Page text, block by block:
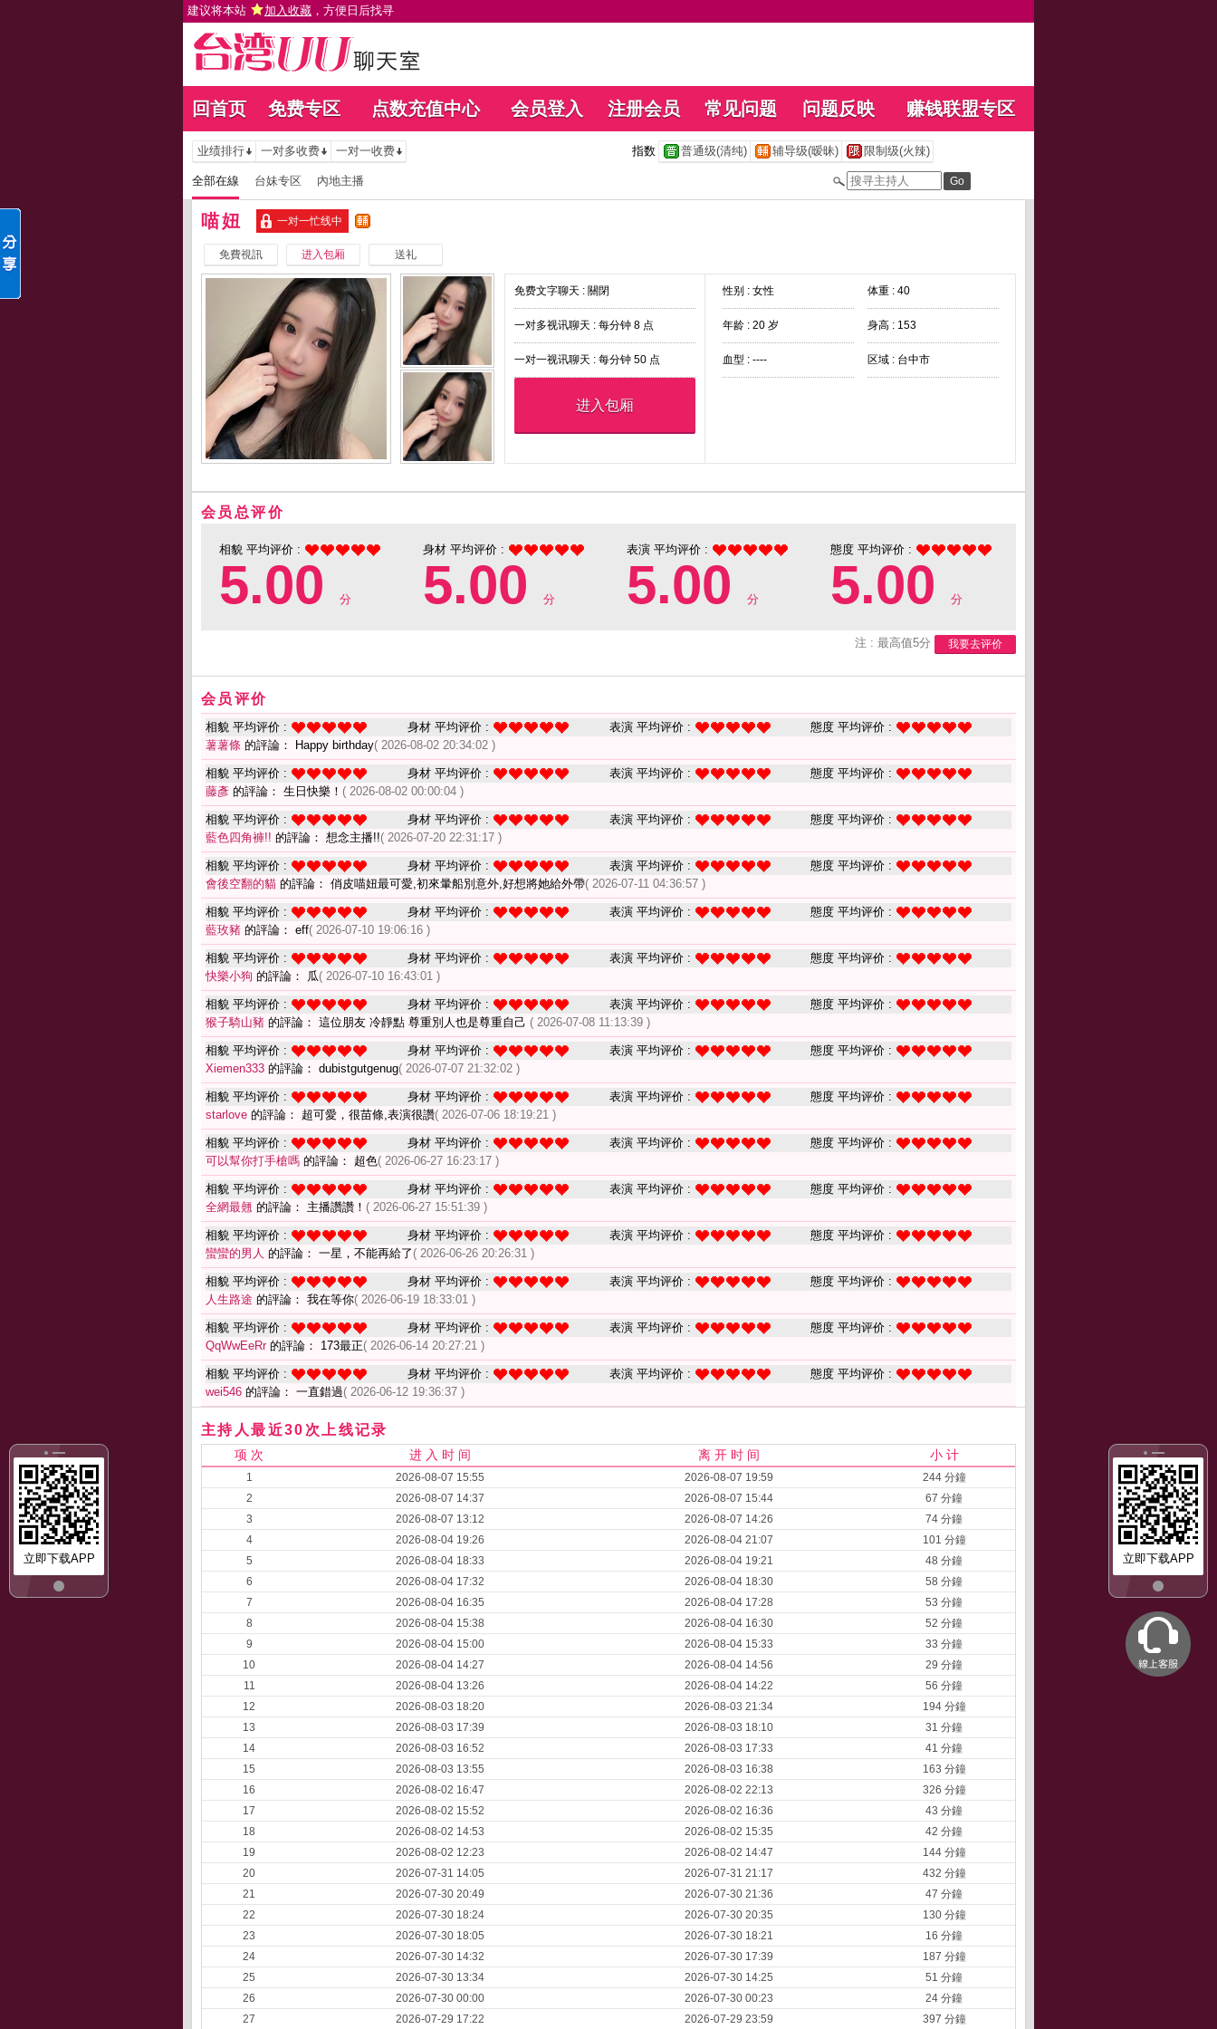
建议将本站 加入收藏 ，方便日后找寻
回首页 免费专区 点数充值中心 会员登入 注册会员 常见问题 问题反映 赚钱联盟专区
立即下载APP
立即下载APP
业绩排行 一对多收费 一对一收费 指数 普通级(清纯) 辅导级(暧昧) 限制级(火辣)
全部在線 台妹专区 內地主播
喵妞 一对一忙线中
免費視訊 进入包厢 送礼
免费文字聊天 : 關閉
一对多视讯聊天 : 每分钟 8 点
一对一视讯聊天 : 每分钟 50 点
进入包厢
性别 : 女性 体重 : 40
年龄 : 20 岁 身高 : 153
血型 : ---- 区域 : 台中市
会员总评价
相貌 平均评价 :
5.00 分
身材 平均评价 :
5.00 分
表演 平均评价 :
5.00 分
態度 平均评价 :
5.00 分
注 : 最高值5分 我要去评价
会员评价
相貌 平均评价 : 身材 平均评价 : 表演 平均评价 :
態度 平均评价 :
薯薯條 的評論： Happy birthday( 2026-08-02 20:34:02 )
相貌 平均评价 : 身材 平均评价 : 表演 平均评价 :
態度 平均评价 :
藤彥 的評論： 生日快樂！ ( 2026-08-02 00:00:04 )
相貌 平均评价 : 身材 平均评价 : 表演 平均评价 :
態度 平均评价 :
藍色四角褲!! 的評論： 想念主播!!( 2026-07-20 22:31:17 )
相貌 平均评价 : 身材 平均评价 : 表演 平均评价 :
態度 平均评价 :
會後空翻的貓 的評論： 俏皮喵妞最可愛,初來暈船別意外,好想將她給外帶( 2026-07-11 04:36:57 )
相貌 平均评价 : 身材 平均评价 : 表演 平均评价 :
態度 平均评价 :
藍玫豬 的評論： eff( 2026-07-10 19:06:16 )
相貌 平均评价 : 身材 平均评价 : 表演 平均评价 :
態度 平均评价 :
快樂小狗 的評論： 瓜( 2026-07-10 16:43:01 )
相貌 平均评价 : 身材 平均评价 : 表演 平均评价 :
態度 平均评价 :
猴子騎山豬 的評論： 這位朋友 冷靜點 尊重別人也是尊重自己 ( 2026-07-08 11:13:39 )
相貌 平均评价 : 身材 平均评价 : 表演 平均评价 :
態度 平均评价 :
Xiemen333 的評論： dubistgutgenug( 2026-07-07 21:32:02 )
相貌 平均评价 : 身材 平均评价 : 表演 平均评价 :
態度 平均评价 :
starlove 的評論： 超可愛，很苗條,表演很讚( 2026-07-06 18:19:21 )
相貌 平均评价 : 身材 平均评价 : 表演 平均评价 :
態度 平均评价 :
可以幫你打手槍嗎 的評論： 超色( 2026-06-27 16:23:17 )
相貌 平均评价 : 身材 平均评价 : 表演 平均评价 :
態度 平均评价 :
全網最翹 的評論： 主播讚讚！ ( 2026-06-27 15:51:39 )
相貌 平均评价 : 身材 平均评价 : 表演 平均评价 :
態度 平均评价 :
蠻蠻的男人 的評論： 一星，不能再給了 ( 2026-06-26 20:26:31 )
相貌 平均评价 : 身材 平均评价 : 表演 平均评价 :
態度 平均评价 :
人生路途 的評論： 我在等你( 2026-06-19 18:33:01 )
相貌 平均评价 : 身材 平均评价 : 表演 平均评价 :
態度 平均评价 :
QqWwEeRr的評論： 173最正( 2026-06-14 20:27:21 )
相貌 平均评价 : 身材 平均评价 : 表演 平均评价 :
態度 平均评价 :
wei546 的評論： 一直錯過( 2026-06-12 19:36:37 )
主持人最近30次上线记录
项 次 进 入 时 间 离 开 时 间 小 计
1 2026-08-07 15:55 2026-08-07 19:59
244 分鐘
2
2026-08-07 14:37 2026-08-07 15:44
67 分鐘
3
2026-08-07 13:12 2026-08-07 14:26
74 分鐘
4
2026-08-04 19:26 2026-08-04 21:07
101 分鐘
5
2026-08-04 18:33 2026-08-04 19:21
48 分鐘
6
2026-08-04 17:32 2026-08-04 18:30
58 分鐘
7
2026-08-04 16:35 2026-08-04 17:28
53 分鐘
8
2026-08-04 15:38 2026-08-04 16:30
52 分鐘
9
2026-08-04 15:00 2026-08-04 15:33
33 分鐘
10
2026-08-04 14:27 2026-08-04 14:56
29 分鐘
11
2026-08-04 13:26 2026-08-04 14:22
56 分鐘
12
2026-08-03 18:20 2026-08-03 21:34
194 分鐘
13
2026-08-03 17:39 2026-08-03 18:10
31 分鐘
14
2026-08-03 16:52 2026-08-03 17:33
41 分鐘
15
2026-08-03 13:55 2026-08-03 16:38
163 分鐘
16
2026-08-02 16:47 2026-08-02 22:13
326 分鐘
17
2026-08-02 15:52 2026-08-02 16:36
43 分鐘
18
2026-08-02 14:53 2026-08-02 15:35
42 分鐘
19
2026-08-02 12:23 2026-08-02 14:47
144 分鐘
20
2026-07-31 14:05 2026-07-31 21:17
432 分鐘
21
2026-07-30 20:49 2026-07-30 21:36
47 分鐘
22
2026-07-30 18:24 2026-07-30 20:35
130 分鐘
23
2026-07-30 18:05 2026-07-30 18:21
16 分鐘
24
2026-07-30 14:32 2026-07-30 17:39
187 分鐘
25
2026-07-30 13:34 2026-07-30 14:25
51 分鐘
26
2026-07-30 00:00 2026-07-30 00:23
24 分鐘
27
2026-07-29 17:22 2026-07-29 23:59 397 分鐘